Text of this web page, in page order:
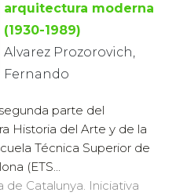
arquitectura moderna
(1930-1989)
Alvarez Prozorovich,
Fernando
parte del
Historia del Arte y de la
Técnica Superior de
(ETS...
de Catalunya. Iniciativa